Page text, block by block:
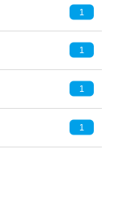
1
1
1
1